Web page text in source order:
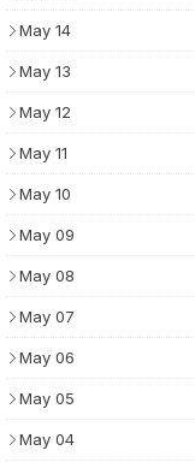
May 14
May 13
May 12
May 11
May 10
May 09
May 08
May 07
May 06
May 05
May 04